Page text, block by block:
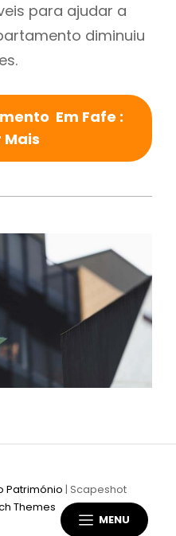
MENU
para ajudar a
diminuiu
Em Fafe :
Mais
Património | Scapeshot
Themes